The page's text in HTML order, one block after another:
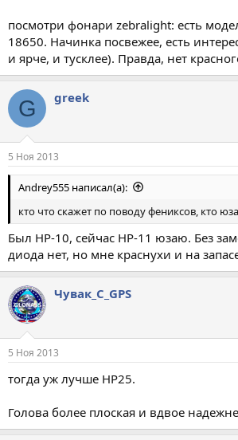
посмотри фонари zebralight: есть
18650. Начинка посвежее, есть
и ярче, и тусклее). Правда, нет
G greek
5 Ноя 2013
Andrey555 написал(а):
кто что скажет по поводу фениксов, кто
Был НР-10, сейчас НР-11 юзаю. Без
диода нет, но мне краснухи и на
Чувак_С_GPS
5 Ноя 2013
тогда уж лучше HP25.
Голова более плоская и вдвое